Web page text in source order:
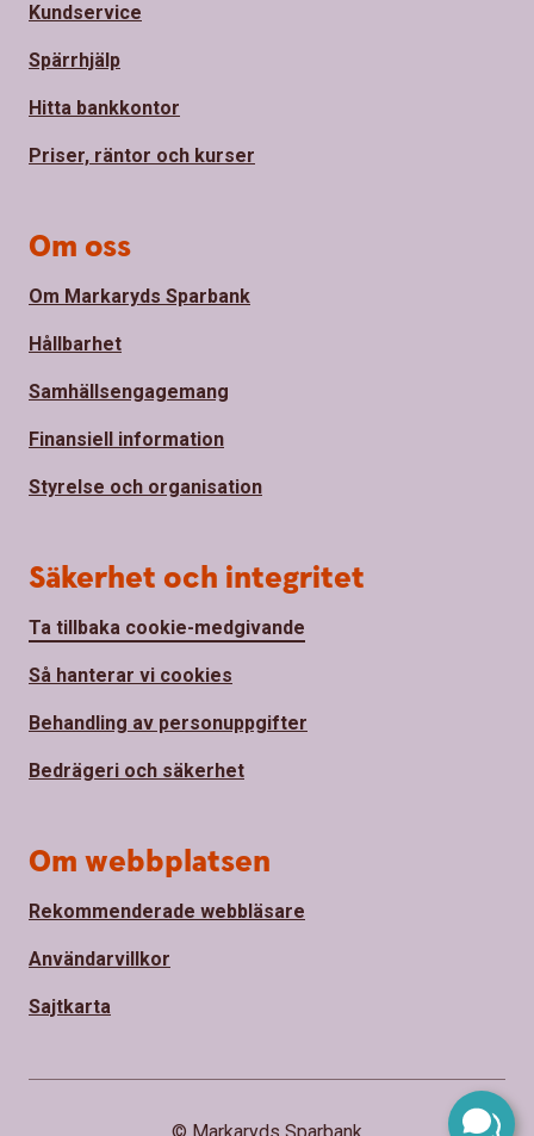
Kundservice
Spärrhjälp
Hitta bankkontor
Priser, räntor och kurser
Om oss
Om Markaryds Sparbank
Hållbarhet
Samhällsengagemang
Finansiell information
Styrelse och organisation
Säkerhet och integritet
Ta tillbaka cookie-medgivande
Så hanterar vi cookies
Behandling av personuppgifter
Bedrägeri och säkerhet
Om webbplatsen
Rekommenderade webbläsare
Användarvillkor
Sajtkarta